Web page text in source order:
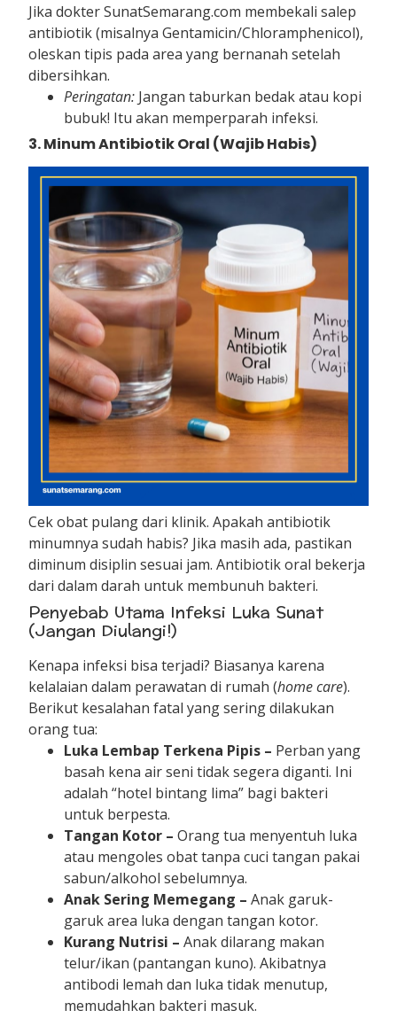
Jika dokter SunatSemarang.com membekali salep
antibiotik (misalnya Gentamicin/Chloramphenicol),
oleskan tipis pada area yang bernanah setelah
dibersihkan.
Peringatan: Jangan taburkan bedak atau kopi
bubuk! Itu akan memperparah infeksi.
3. Minum Antibiotik Oral (Wajib Habis)
Cek obat pulang dari klinik. Apakah antibiotik
minumnya sudah habis? Jika masih ada, pastikan
diminum disiplin sesuai jam. Antibiotik oral bekerja
dari dalam darah untuk membunuh bakteri.
Penyebab Utama Infeksi Luka Sunat
(Jangan Diulangi!)
Kenapa infeksi bisa terjadi? Biasanya karena
kelalaian dalam perawatan di rumah (home care).
Berikut kesalahan fatal yang sering dilakukan
orang tua:
Luka Lembap Terkena Pipis – Perban yang
basah kena air seni tidak segera diganti. Ini
adalah “hotel bintang lima” bagi bakteri
untuk berpesta.
Tangan Kotor – Orang tua menyentuh luka
atau mengoles obat tanpa cuci tangan pakai
sabun/alkohol sebelumnya.
Anak Sering Memegang – Anak garuk-
garuk area luka dengan tangan kotor.
Kurang Nutrisi –Anak dilarang makan
telur/ikan (pantangan kuno). Akibatnya
antibodi lemah dan luka tidak menutup,
memudahkan bakteri masuk.